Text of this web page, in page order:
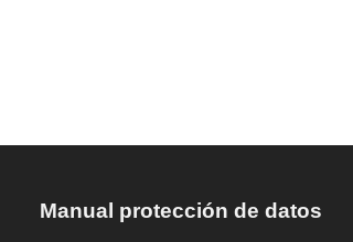
Manual protección de datos